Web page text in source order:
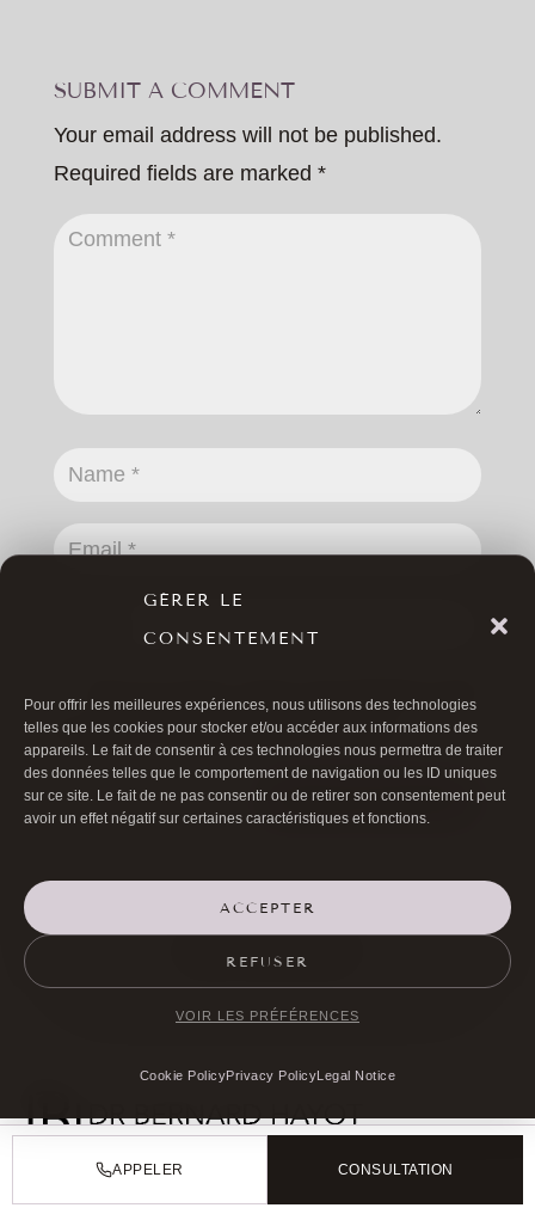
GÉRER LE
CONSENTEMENT
Pour offrir les meilleures expériences, nous utilisons des technologies
telles que les cookies pour stocker et/ou accéder aux informations des
appareils. Le fait de consentir à ces technologies nous permettra de traiter
des données telles que le comportement de navigation ou les ID uniques
sur ce site. Le fait de ne pas consentir ou de retirer son consentement peut
avoir un effet négatif sur certaines caractéristiques et fonctions.
ACCEPTER
REFUSER
VOIR LES PRÉFÉRENCES
Cookie PolicyPrivacy PolicyLegal Notice
SUBMIT A COMMENT
Your email address will not be published.
Required fields are marked *
Save my name, email, and website in this
browser for the next time I comment.
SUBMIT COMMENT
ALL ARTICLES
APPELER CONSULTATION